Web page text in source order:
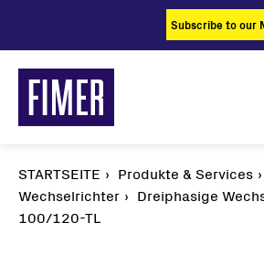
Subscribe to our
STARTSEITE Produkte & Services
Wechselrichter
Dreiphasige
100/120-TL